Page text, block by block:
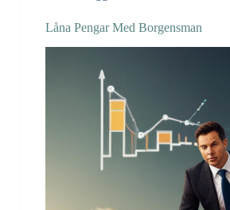
Låna Pengar Med Borgensman